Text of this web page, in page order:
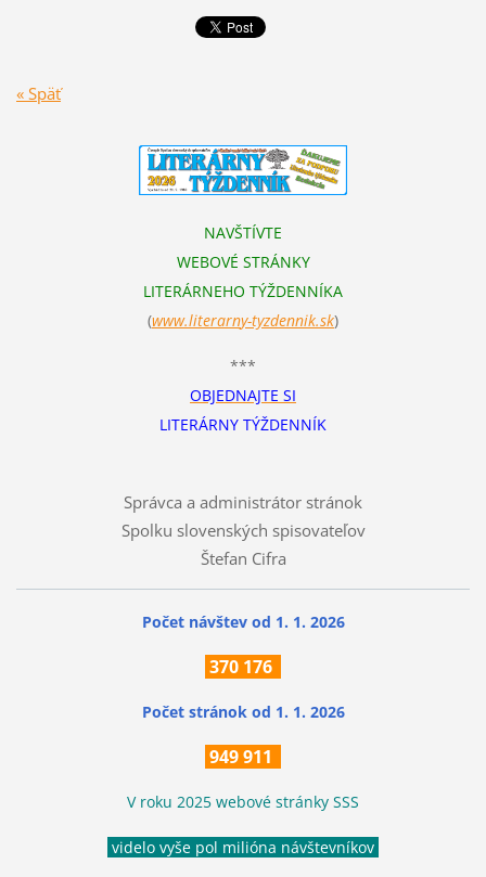
« Späť
NAVŠTÍVTE
WEBOVÉ STRÁNKY
LITERÁRNEHO TÝŽDENNÍKA
(www.literarny-tyzdennik.sk)
***
OBJEDNAJTE SI
LITERÁRNY TÝŽDENNÍK
Správca a administrátor stránok
Spolku slovenských spisovateľov
Štefan Cifra
Počet návštev od 1. 1. 2026
370 176
Počet stránok od 1. 1. 2026
949 911
V roku 2025 webové stránky SSS
videlo vyše pol milióna návštevníkov